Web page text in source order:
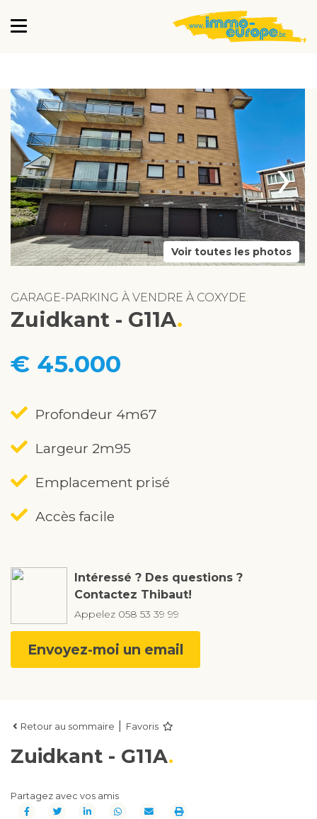
›
Voir toutes les photos
GARAGE-PARKING À VENDRE À COXYDE
Zuidkant - G11A
€ 45.000
Profondeur 4m67
Largeur 2m95
Emplacement prisé
Accès facile
Intéressé ? Des questions ?
Contactez Thibaut!
Appelez 058 53 39 99
Envoyez-moi un email
Retour au sommaire Favoris
Zuidkant - G11A
Partagez avec vos amis